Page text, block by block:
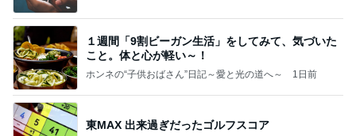
１週間「9割ビーガン生活」をしてみて、気づいた
こと。体と心が軽い～！
ホンネの“子供おばさん”日記～愛と光の道へ～ 1日前
東MAX 出来過ぎだったゴルフスコア